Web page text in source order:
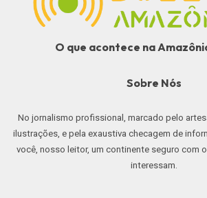
O que acontece na
Sobre Nós
No jornalismo profissional, marcado pelo
ilustrações, e pela exaustiva checagem de
você, nosso leitor, um continente seguro com
interessam.